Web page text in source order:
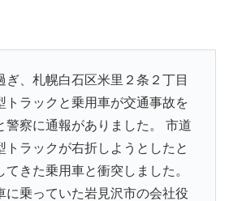
ぎ、札幌白石区米里２条２丁目
トラックと乗用車が交通事故を
警察に通報がありました。 市道
トラックが右折しようとしたと
てきた乗用車と衝突しました。
に乗っていた岩見沢市の会社役